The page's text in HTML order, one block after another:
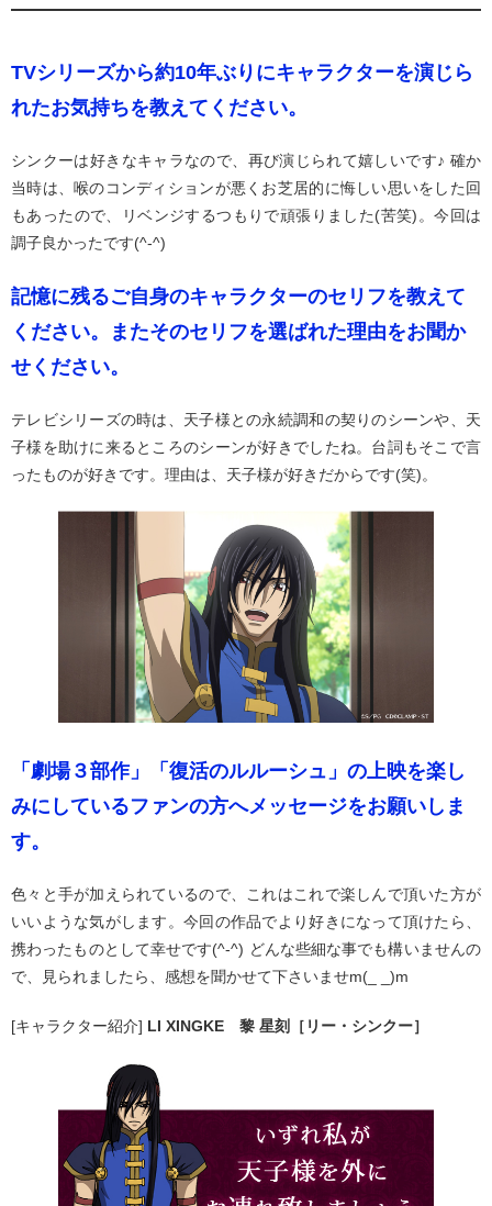
TVシリーズから約10年ぶりにキャラクターを演じら
れたお気持ちを教えてください。
シンクーは好きなキャラなので、再び演じられて嬉しいです♪ 確か
当時は、喉のコンディションが悪くお芝居的に悔しい思いをした回
もあったので、リベンジするつもりで頑張りました(苦笑)。今回は
調子良かったです(^-^)
記憶に残るご自身のキャラクターのセリフを教えて
ください。またそのセリフを選ばれた理由をお聞か
せください。
テレビシリーズの時は、天子様との永続調和の契りのシーンや、天
子様を助けに来るところのシーンが好きでしたね。台詞もそこで言
ったものが好きです。理由は、天子様が好きだからです(笑)。
「劇場３部作」「復活のルルーシュ」の上映を楽し
みにしているファンの方へメッセージをお願いしま
す。
色々と手が加えられているので、これはこれで楽しんで頂いた方が
いいような気がします。今回の作品でより好きになって頂けたら、
携わったものとして幸せです(^-^) どんな些細な事でも構いませんの
で、見られましたら、感想を聞かせて下さいませm(_ _)m
[キャラクター紹介] LI XINGKE 黎 星刻［リー・シンクー］